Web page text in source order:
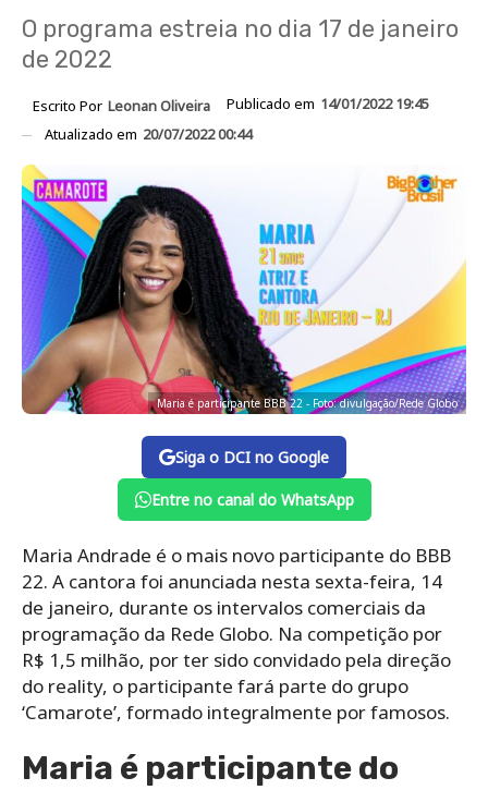
O programa estreia no dia 17 de janeiro
de 2022
Escrito Por Leonan Oliveira Publicado em 14/01/2022 19:45
Atualizado em 20/07/2022 00:44
Maria é participante BBB 22 - Foto: divulgação/Rede Globo
Siga o DCI no Google
Entre no canal do WhatsApp
Maria Andrade é o mais novo participante do BBB
22. A cantora foi anunciada nesta sexta-feira, 14
de janeiro, durante os intervalos comerciais da
programação da Rede Globo. Na competição por
R$ 1,5 milhão, por ter sido convidado pela direção
do reality, o participante fará parte do grupo
‘Camarote’, formado integralmente por famosos.
Maria é participante do